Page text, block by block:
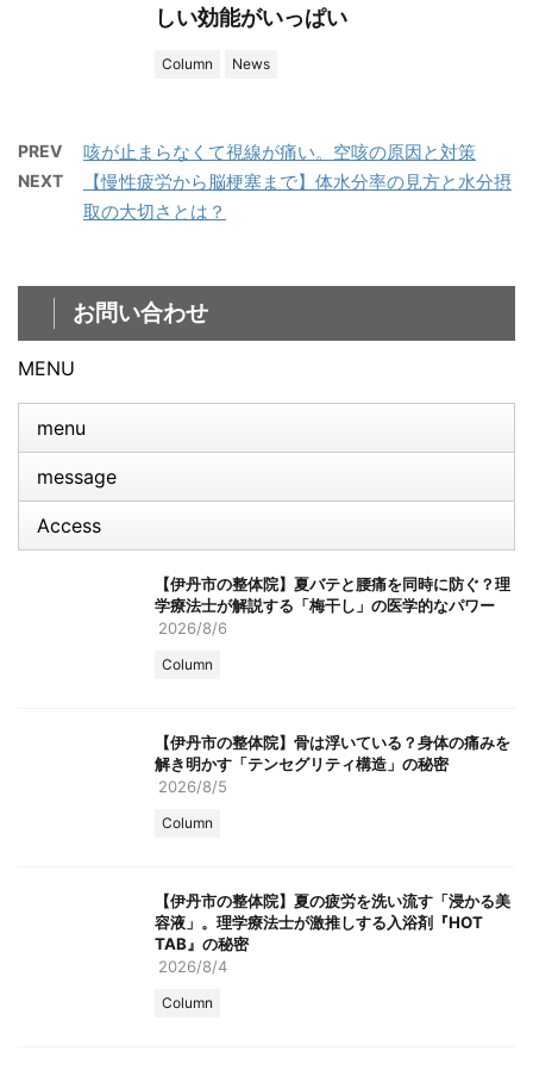
しい効能がいっぱい
Column News
PREV 咳が止まらなくて視線が痛い。空咳の原因と対策
NEXT
【慢性疲労から脳梗塞まで】体水分率の見方と水分摂
取の大切さとは？
お問い合わせ
MENU
menu
message
Access
【伊丹市の整体院】夏バテと腰痛を同時に防ぐ？理
学療法士が解説する「梅干し」の医学的なパワー
2026/8/6
Column
【伊丹市の整体院】骨は浮いている？身体の痛みを
解き明かす「テンセグリティ構造」の秘密
2026/8/5
Column
【伊丹市の整体院】夏の疲労を洗い流す「浸かる美
容液」。理学療法士が激推しする入浴剤『HOT
TAB』の秘密
2026/8/4
Column